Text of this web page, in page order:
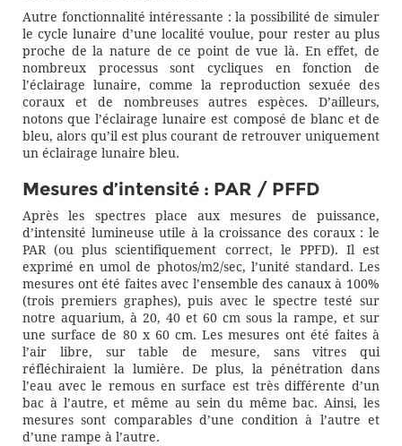
Autre fonctionnalité intéressante : la possibilité de simuler
le cycle lunaire d’une localité voulue, pour rester au plus
proche de la nature de ce point de vue là. En effet, de
nombreux processus sont cycliques en fonction de
l’éclairage lunaire, comme la reproduction sexuée des
coraux et de nombreuses autres espèces. D’ailleurs,
notons que l’éclairage lunaire est composé de blanc et de
bleu, alors qu’il est plus courant de retrouver uniquement
un éclairage lunaire bleu.
Mesures d’intensité : PAR / PFFD
Après les spectres place aux mesures de puissance,
d’intensité lumineuse utile à la croissance des coraux : le
PAR (ou plus scientifiquement correct, le PPFD). Il est
exprimé en umol de photos/m2/sec, l’unité standard. Les
mesures ont été faites avec l’ensemble des canaux à 100%
(trois premiers graphes), puis avec le spectre testé sur
notre aquarium, à 20, 40 et 60 cm sous la rampe, et sur
une surface de 80 x 60 cm. Les mesures ont été faites à
l’air libre, sur table de mesure, sans vitres qui
réfléchiraient la lumière. De plus, la pénétration dans
l’eau avec le remous en surface est très différente d’un
bac à l’autre, et même au sein du même bac. Ainsi, les
mesures sont comparables d’une condition à l’autre et
d’une rampe à l’autre.